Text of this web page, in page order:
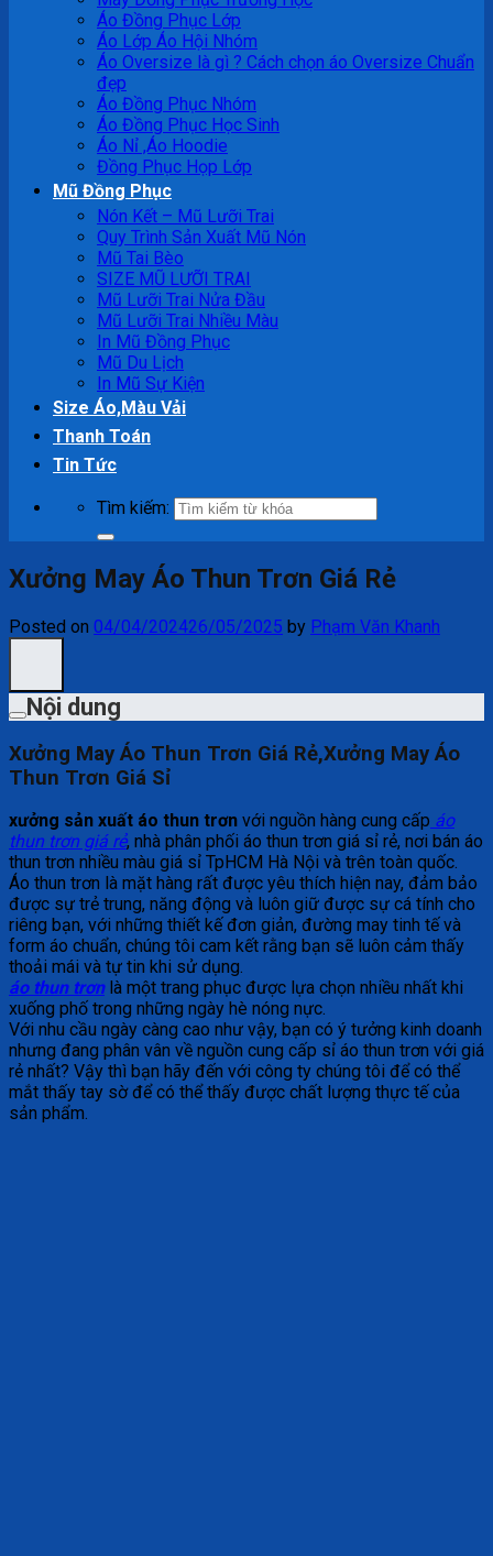
Áo Đồng Phục Lớp
Áo Lớp Áo Hội Nhóm
Áo Oversize là gì ? Cách chọn áo Oversize Chuẩn
đẹp
Áo Đồng Phục Nhóm
Áo Đồng Phục Học Sinh
Áo Nỉ ,Áo Hoodie
Đồng Phục Họp Lớp
Mũ Đồng Phục
Nón Kết – Mũ Lưỡi Trai
Quy Trình Sản Xuất Mũ Nón
Mũ Tai Bèo
SIZE MŨ LƯỠI TRAI
Mũ Lưỡi Trai Nửa Đầu
Mũ Lưỡi Trai Nhiều Màu
In Mũ Đồng Phục
Mũ Du Lịch
In Mũ Sự Kiện
Size Áo,Màu Vải
Thanh Toán
Tin Tức
Tìm kiếm:
Xưởng May Áo Thun Trơn Giá Rẻ
Posted on 04/04/202426/05/2025 by Phạm Văn Khanh
Nội dung
Xưởng May Áo Thun Trơn Giá Rẻ,Xưởng May Áo
Thun Trơn Giá Sỉ
xưởng sản xuất áo thun trơn với nguồn hàng cung cấp áo
thun trơn giá rẻ, nhà phân phối áo thun trơn giá sỉ rẻ, nơi bán áo
thun trơn nhiều màu giá sỉ TpHCM Hà Nội và trên toàn quốc.
Áo thun trơn là mặt hàng rất được yêu thích hiện nay, đảm bảo
được sự trẻ trung, năng động và luôn giữ được sự cá tính cho
riêng bạn, với những thiết kế đơn giản, đường may tinh tế và
form áo chuẩn, chúng tôi cam kết rằng bạn sẽ luôn cảm thấy
thoải mái và tự tin khi sử dụng.
áo thun trơnlà một trang phục được lựa chọn nhiều nhất khi
xuống phố trong những ngày hè nóng nực.
Với nhu cầu ngày càng cao như vậy, bạn có ý tưởng kinh doanh
nhưng đang phân vân về nguồn cung cấp sỉ áo thun trơn với giá
rẻ nhất? Vậy thì bạn hãy đến với công ty chúng tôi để có thể
mắt thấy tay sờ để có thể thấy được chất lượng thực tế của
sản phẩm.